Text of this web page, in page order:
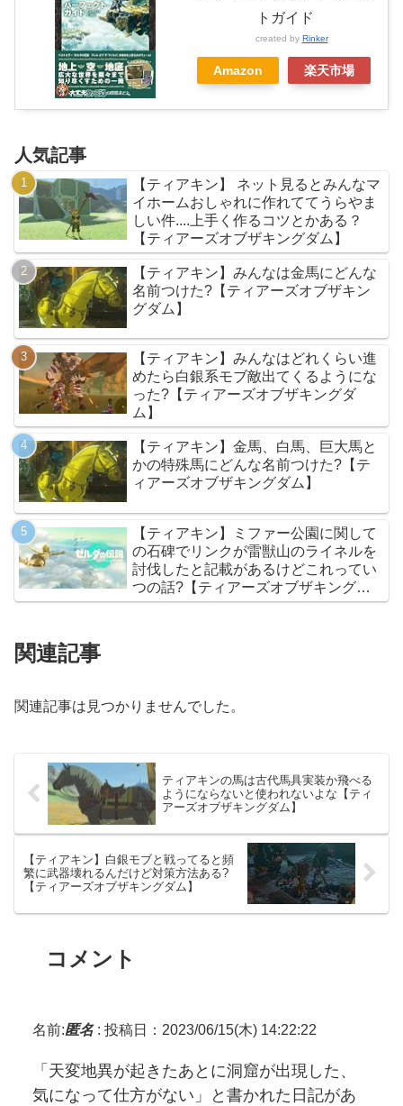
トガイド
created by Rinker
Amazon 楽天市場
人気記事
【ティアキン】 ネット見るとみんなマ
イホームおしゃれに作れててうらやま
しい件....上手く作るコツとかある？
【ティアーズオブザキングダム】
【ティアキン】みんなは金馬にどんな
名前つけた?【ティアーズオブザキン
グダム】
【ティアキン】みんなはどれくらい進
めたら白銀系モブ敵出てくるようにな
った?【ティアーズオブザキングダ
ム】
【ティアキン】金馬、白馬、巨大馬と
かの特殊馬にどんな名前つけた?【テ
ィアーズオブザキングダム】
【ティアキン】ミファー公園に関して
の石碑でリンクが雷獣山のライネルを
討伐したと記載があるけどこれってい
つの話?【ティアーズオブザキングダ
ム】
関連記事
関連記事は見つかりませんでした。
ティアキンの馬は古代馬具実装か飛べる
ようにならないと使われないよな【ティ
アーズオブザキングダム】
【ティアキン】白銀モブと戦ってると頻
繁に武器壊れるんだけど対策方法ある?
【ティアーズオブザキングダム】
コメント
名前:匿名: 投稿日：2023/06/15(木) 14:22:22
「天変地異が起きたあとに洞窟が出現した、
気になって仕方がない」と書かれた日記があ